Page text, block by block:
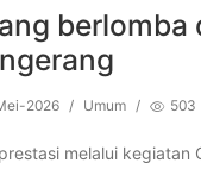
berlomba
2026 / Umum / 503
melalui kegiatan